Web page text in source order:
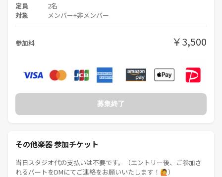
定員 2名
対象 メンバー+非メンバー
参加料 ￥3,500
募集終了
その他楽器 参加チケット
当日スタジオ代の支払いは不要です。（エントリー後、ご参加さ
れるパートをDMにてご連絡をお願いいたします！🙋）